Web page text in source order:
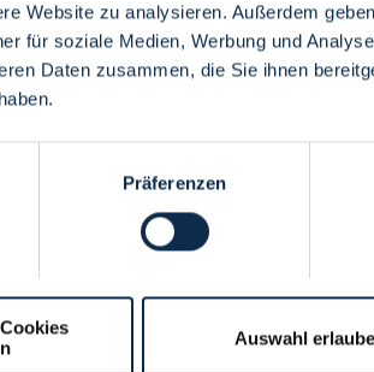
Website zu analysieren. Außerdem
für soziale Medien, Werbung und
Daten zusammen, die Sie ihnen
Präferenzen
Auswahl
Menü